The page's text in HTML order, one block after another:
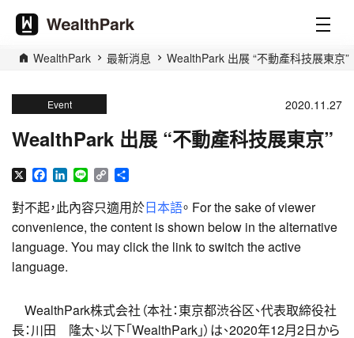
WealthPark 最新消息 WealthPark 出展 “不動產科技展東京”
Event 2020.11.27
WealthPark 出展 “不動產科技展東京”
X Facebook
LinkedIn
Line Copy
對不起，此內容只適用於日本語。 For the sake of viewer
convenience, the content is shown below in the alternative
language. You may click the link to switch the active
language.
WealthPark株式会社（本社：東京都渋谷区、代表取締役社
長：川田 隆太、以下「WealthPark」）は、2020年12月2日から